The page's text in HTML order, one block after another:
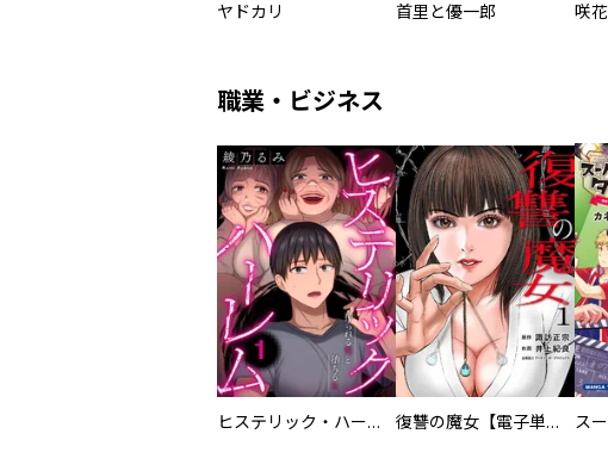
ヤドカリ 首里と優一郎 咲
職業・ビジネス
ヒステリック・ハーレム～搾られる男と堕ちる女～【電子単行本版】 復讐の魔女【電子単行本版】